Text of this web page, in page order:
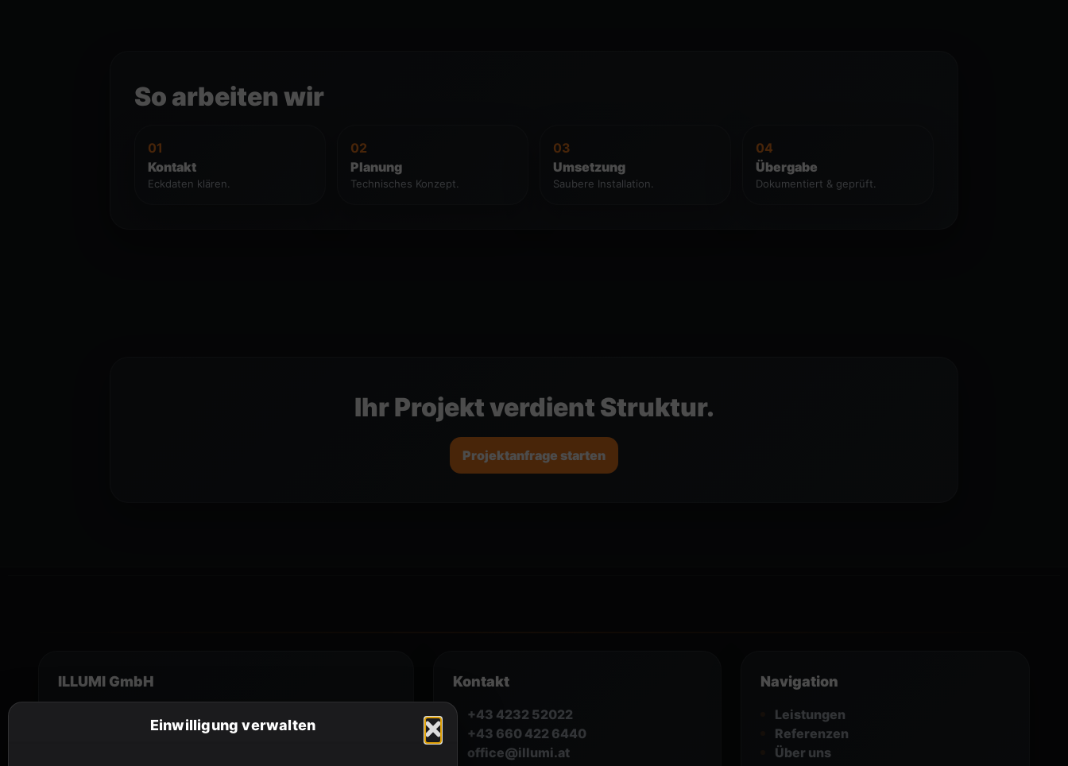
Einwilligung verwalten
So arbeiten wir
01
Kontakt
Eckdaten klären.
02
Planung
Technisches Konzept.
03
Umsetzung
Saubere Installation.
04
Übergabe
Dokumentiert & geprüft.
Ihr Projekt verdient Struktur.
Projektanfrage starten
ILLUMI GmbH
9141 Eberndorf · Österreich
Kontakt
+43 4232 52022
+43 660 422 6440
office@illumi.at
Navigation
Leistungen
Referenzen
Über uns